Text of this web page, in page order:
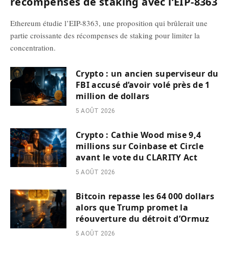
Ethereum étudie l’EIP-8363, une proposition qui brûlerait une
partie croissante des récompenses de staking pour limiter la
concentration.
Crypto : un ancien superviseur du
FBI accusé d’avoir volé près de 1
million de dollars
5 AOÛT 2026
Crypto : Cathie Wood mise 9,4
millions sur Coinbase et Circle
avant le vote du CLARITY Act
5 AOÛT 2026
Bitcoin repasse les 64 000 dollars
alors que Trump promet la
réouverture du détroit d’Ormuz
5 AOÛT 2026